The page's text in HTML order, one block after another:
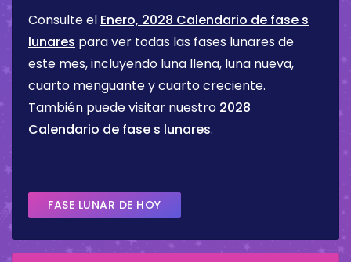
Consulte el Enero, 2028 Calendario de fase s
lunares para ver todas las fases lunares de
este mes, incluyendo luna llena, luna nueva,
cuarto menguante y cuarto creciente.
También puede visitar nuestro 2028
Calendario de fase s lunares.
FASE LUNAR DE HOY